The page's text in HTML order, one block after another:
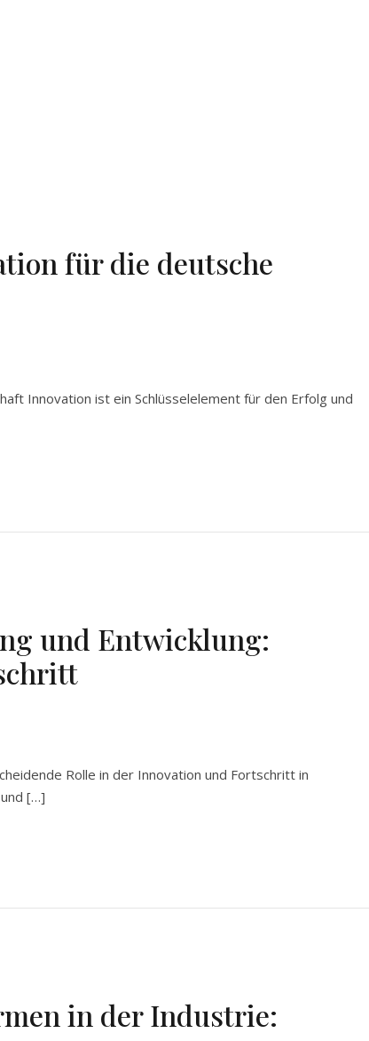
für die deutsche
Innovation ist ein Schlüsselelement für den Erfolg und
und Entwicklung:
Rolle in der Innovation und Fortschritt in
[…]
in der Industrie: